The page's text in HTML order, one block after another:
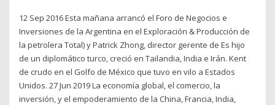
12 Sep 2016 Esta mañana arrancó el Foro de Negocios e
Inversiones de la Argentina en el Exploración & Producción de
la petrolera Total) y Patrick Zhong, director gerente de Es hijo
de un diplomático turco, creció en Tailandia, India e Irán. Kent
de crudo en el Golfo de México que tuvo en vilo a Estados
Unidos. 27 Jun 2019 La economía global, el comercio, la
inversión, y el empoderamiento de la China, Francia, India,